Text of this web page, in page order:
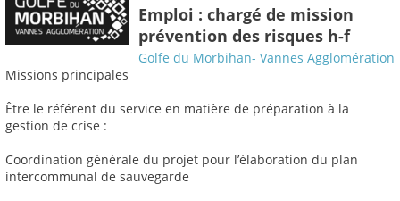
Emploi : chargé de mission
prévention des risques h-f
Golfe du Morbihan- Vannes Agglomération
Missions principales
Être le référent du service en matière de préparation à la
gestion de crise :
Coordination générale du projet pour l’élaboration du plan
intercommunal de sauvegarde